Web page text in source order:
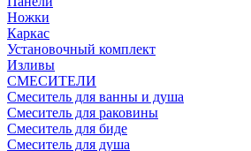
Ножки
Каркас
Установочный комплект
Изливы
СМЕСИТЕЛИ
Смеситель для ванны и душа
Смеситель для раковины
Смеситель для биде
Смеситель для душа